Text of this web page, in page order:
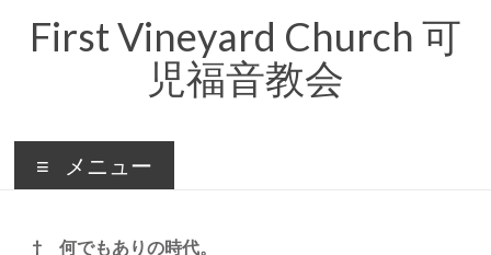
ス
ッ
First Vineyard Church 可
児福音教会
メニュー
† 何でもありの時代。